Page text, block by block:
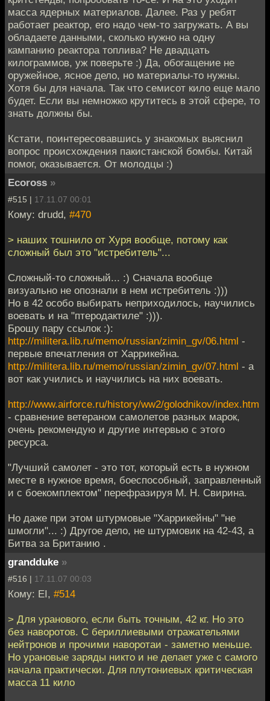
масса ядерных материалов. Далее. Раз у ребят
работает реактор, его надо чем-то загружать. А вы
обладаете данными, сколько нужно на одну
кампанию реактора топлива? Не двадцать
килограммов, уж поверьте :) Да, обогащение не
оружейное, ясное дело, но материалы-то нужны.
Хотя бы для начала. Так что семисот кило еще мало
будет. Если вы немножко крутитесь в этой сфере, то
знать должны бы.
Кстати, поинтересовавшись у знакомых выяснил
вопрос происхождения пакистанской бомбы. Китай
помог, оказывается. От молодцы :)
Ecoross »
#515 | 17.11.07 00:01
Кому: drudd, #470
> наших тошнило от Хуря вообще, потому как
сложный был это "истребитель"...
Сложный-то сложный... :) Сначала вообще
визуально не опознали в нем истребитель :)))
Но в 42 особо выбирать неприходилось, научились
воевать и на "птеродактиле" :))).
Брошу пару ссылок :):
http://militera.lib.ru/memo/russian/zimin_gv/06.html -
первые впечатления от Харрикейна.
http://militera.lib.ru/memo/russian/zimin_gv/07.html - а
вот как учились и научились на них воевать.
http://www.airforce.ru/history/ww2/golodnikov/index.htm
- сравнение ветераном самолетов разных марок,
очень рекомендую и другие интервью с этого
ресурса.
"Лучший самолет - это тот, который есть в нужном
месте в нужное время, боеспособный, заправленный
и с боекомплектом" перефразируя М. Н. Свирина.
Но даже при этом штурмовые "Харрикейны" "не
шмогли"... :) Другое дело, не штурмовик на 42-43, а
Битва за Британию .
grandduke »
#516 | 17.11.07 00:03
Кому: EI, #514
> Для уранового, если быть точным, 42 кг. Но это
без наворотов. С бериллиевыми отражательями
нейтронов и прочими наворотаи - заметно меньше.
Но урановые заряды никто и не делает уже с самого
начала практически. Для плутониевых критическая
масса 11 кило